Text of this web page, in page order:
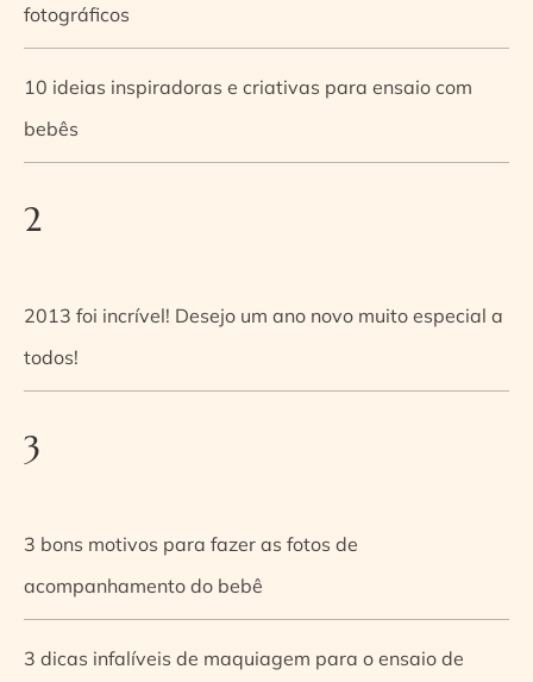
fotográficos
10 ideias inspiradoras e criativas para ensaio com
bebês
2
2013 foi incrível! Desejo um ano novo muito especial a
todos!
3
3 bons motivos para fazer as fotos de
acompanhamento do bebê
3 dicas infalíveis de maquiagem para o ensaio de